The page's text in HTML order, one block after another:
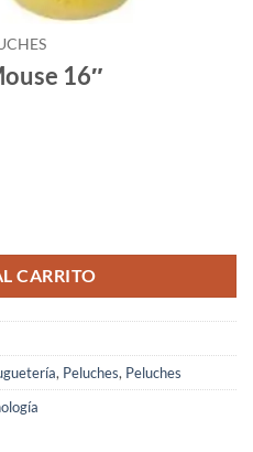
16″
CARRITO
, Peluches, Peluches